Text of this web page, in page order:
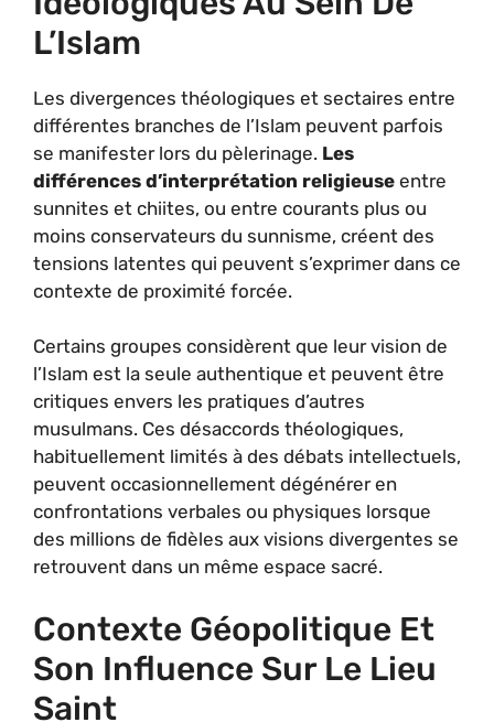
L’Islam
Les divergences théologiques et sectaires entre
différentes branches de l’Islam peuvent parfois
se manifester lors du pèlerinage. Les
différences d’interprétation religieuse entre
sunnites et chiites, ou entre courants plus ou
moins conservateurs du sunnisme, créent des
tensions latentes qui peuvent s’exprimer dans ce
contexte de proximité forcée.
Certains groupes considèrent que leur vision de
l’Islam est la seule authentique et peuvent être
critiques envers les pratiques d’autres
musulmans. Ces désaccords théologiques,
habituellement limités à des débats intellectuels,
peuvent occasionnellement dégénérer en
confrontations verbales ou physiques lorsque
des millions de fidèles aux visions divergentes se
retrouvent dans un même espace sacré.
Contexte Géopolitique Et
Son Influence Sur Le Lieu
Saint